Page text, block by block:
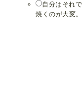
自分はそれ
焼くのが大変